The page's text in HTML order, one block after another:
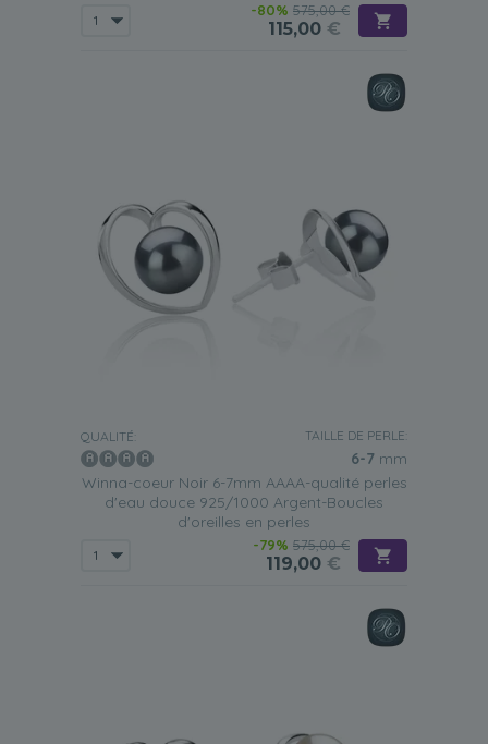
-80% 575,00 €
115,00 €
QUALITÉ: TAILLE DE PERLE:
6-7 mm
Winna-coeur Noir 6-7mm AAAA-qualité perles
d'eau douce 925/1000 Argent-Boucles
d'oreilles en perles
-79% 575,00 €
119,00 €